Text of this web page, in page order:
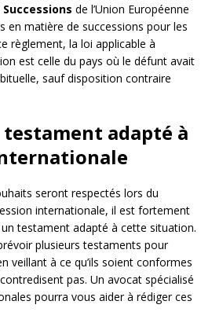
de l’Union Européenne
en matière de successions pour les
règlement, la loi applicable à
est celle du pays où le défunt avait
sauf disposition contraire
testament adapté à
seront respectés lors du
internationale, il est fortement
testament adapté à cette situation.
plusieurs testaments pour
veillant à ce qu’ils soient conformes
pas. Un avocat spécialisé
pourra vous aider à rédiger ces